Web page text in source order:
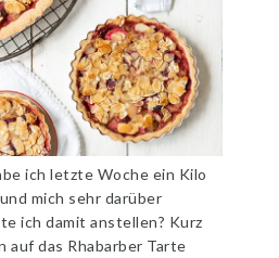
ich letzte Woche ein Kilo
mich sehr darüber
ich damit anstellen? Kurz
auf das Rhabarber Tarte